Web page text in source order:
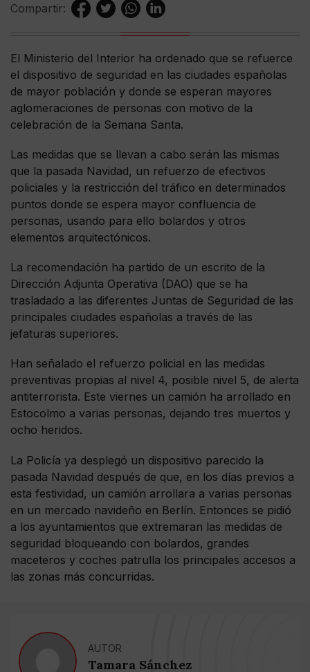
Compartir:
El Ministerio del Interior ha ordenado que se refuerce
el dispositivo de seguridad en las ciudades españolas
de mayor población y donde se esperan mayores
aglomeraciones de personas con motivo de la
celebración de la Semana Santa.
Las medidas que se llevan a cabo serán las mismas
que la pasada Navidad, un refuerzo de efectivos
policiales y la restricción del tráfico en determinados
puntos donde se espera mayor confluencia de
personas, usando para ello bolardos y otros
elementos arquitectónicos.
La recomendación ha partido de un escrito de la
Dirección Adjunta Operativa (DAO) que se ha
trasladado a las diferentes Juntas de Seguridad de las
principales ciudades españolas a través de las
jefaturas superiores.
Han señalado el refuerzo policial en las medidas
preventivas propias al nivel 4, posible nivel 5, de alerta
antiterrorista. Este viernes un camión ha arrollado en
Estocolmo a varias personas, dejando tres muertos y
ocho heridos.
La Policía ya desplegó un dispositivo parecido la
pasada Navidad después de que, en los días previos a
esta festividad, un camión arrollara a varias personas
en un mercado navideño en Berlín. Entonces se pidió
a los ayuntamientos que extremaran las medidas de
seguridad bloqueando con bolardos, grandes
maceteros y coches patrulla los principales accesos a
las zonas más concurridas.
AUTOR
Tamara Sánchez